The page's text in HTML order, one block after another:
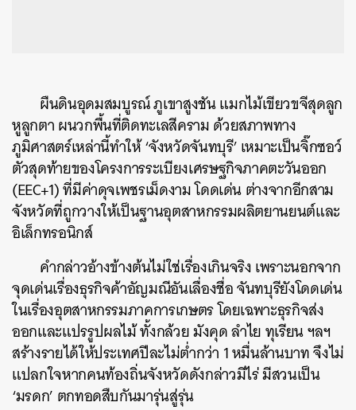
ผืนดินอุดมสมบูรณ์ ภูเขาสูงชัน แมกไม้เขียวขจีสุดลูก
หูลูกตา ผนวกพื้นที่ติดทะเลสีคราม ด้วยสภาพทาง
ภูมิศาสตร์เหล่านี้ทำให้ ‘จังหวัดจันทบุรี’ เหมาะเป็นจิ๊กซอว์
ตัวสุดท้ายของโครงการระเบียงเศรษฐกิจภาคตะวันออก
(EEC+1) ที่มีค่าดุจเพชรเม็ดงาม โดดเด่น ต่างจากอีกสาม
จังหวัดที่ถูกวางให้เป็นฐานอุตสาหกรรมผลิตยานยนต์และ
อิเล็กทรอนิกส์
คำกล่าวอ้างข้างต้นไม่ใช่เรื่องเกินจริง เพราะนอกจาก
จุดเด่นเรื่องธุรกิจค้าอัญมณีอันเลื่องชื่อ จันทบุรียังโดดเด่น
ในเรื่องอุตสาหกรรมภาคการเกษตร โดยเฉพาะธุรกิจส่ง
ออกและแปรรูปผลไม้ ทั้งกล้วย มังคุด ลำไย ทุเรียน ฯลฯ
สร้างรายได้ให้ประเทศปีละไม่ต่ำกว่า 1 หมื่นล้านบาท จึงไม่
แปลกใจหากคนท้องถิ่นจังหวัดดังกล่าวมีไร่ มีสวนเป็น
‘มรดก’ ตกทอดสืบกันมารุ่นสู่รุ่น